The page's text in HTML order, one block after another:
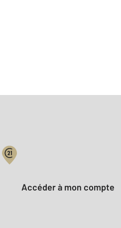
Votre compte :
Accéder à mon compte